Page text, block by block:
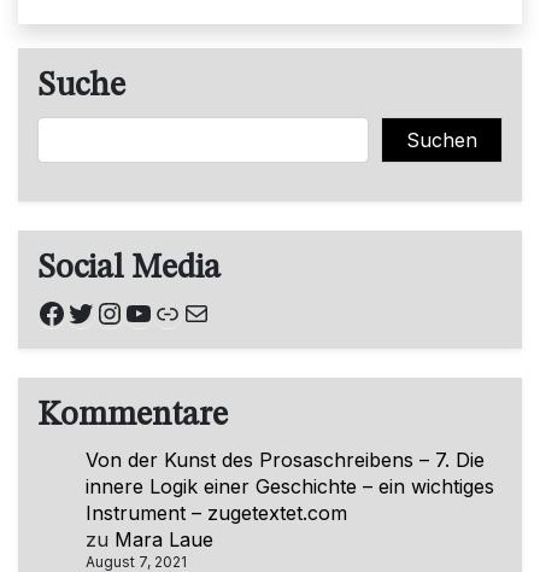
Suche
Suchen Suchen
Social Media
Facebook
Twitter
Instagram
YouTube
Link
E-Mail
Kommentare
Von der Kunst des Prosaschreibens – 7. Die
innere Logik einer Geschichte – ein wichtiges
Instrument – zugetextet.com
zu Mara Laue
August 7, 2021